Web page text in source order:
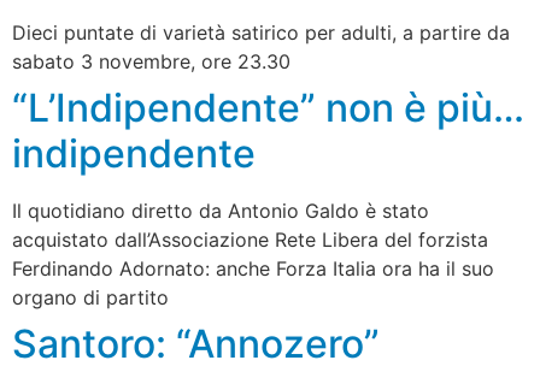
Dieci puntate di varietà satirico per adulti, a partire da
sabato 3 novembre, ore 23.30
“L’Indipendente” non è più…
indipendente
Il quotidiano diretto da Antonio Galdo è stato
acquistato dall’Associazione Rete Libera del forzista
Ferdinando Adornato: anche Forza Italia ora ha il suo
organo di partito
Santoro: “Annozero”